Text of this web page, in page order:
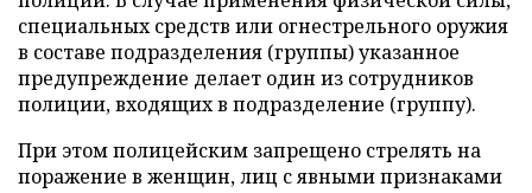
специальных средств или огнестрельного оружия
в составе подразделения (группы) указанное
предупреждение делает один из сотрудников
полиции, входящих в подразделение (группу).
При этом полицейским запрещено стрелять на
поражение в женщин, лиц с явными признаками